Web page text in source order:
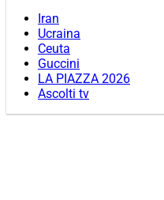
Iran
Ucraina
Ceuta
Guccini
LA PIAZZA 2026
Ascolti tv